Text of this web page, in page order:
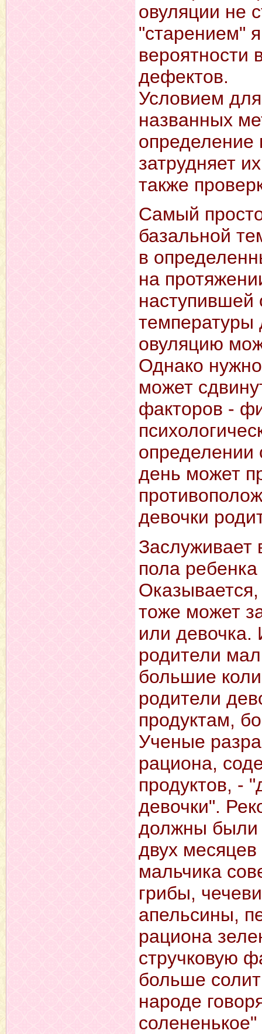
овуляции не
"старением"
дефектов.
Условием
названных
определение
затрудняет
также
Самый
базальной
в
на
наступившей
овуляцию
Однако
может
факторов -
определении
день может
девочки
Заслуживает
пола
тоже может
или девочка.
родители
большие
родители
продуктам,
Ученые
рациона,
продуктов, -
девочки".
должны были
двух
мальчика
грибы,
апельсины,
рациона
стручковую
больше
народе